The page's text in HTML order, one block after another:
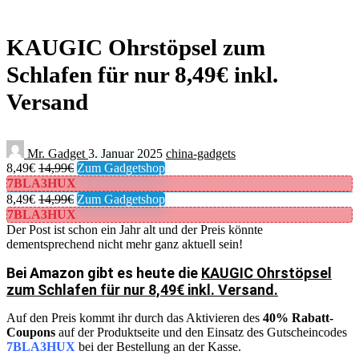
KAUGIC Ohrstöpsel zum
Schlafen für nur 8,49€ inkl.
Versand
Mr. Gadget 3. Januar 2025 china-gadgets
8,49€ 14,99€ Zum Gadgetshop
7BLA3HUX
8,49€ 14,99€ Zum Gadgetshop
7BLA3HUX
Der Post ist schon ein Jahr alt und der Preis könnte
dementsprechend nicht mehr ganz aktuell sein!
Bei Amazon gibt es heute die KAUGIC Ohrstöpsel
zum Schlafen für nur 8,49€ inkl. Versand.
Auf den Preis kommt ihr durch das Aktivieren des 40% Rabatt-
Coupons auf der Produktseite und den Einsatz des Gutscheincodes
7BLA3HUX bei der Bestellung an der Kasse.